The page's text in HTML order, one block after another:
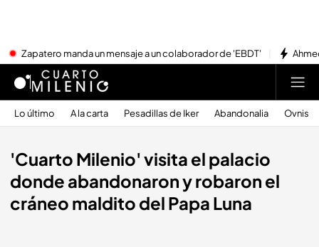
Zapatero manda un mensaje a un colaborador de 'EBDT'
Lo último A la carta Pesadillas de Iker Abandonalia Ovnis
'Cuarto Milenio' visita el palacio
donde abandonaron y robaron el
cráneo maldito del Papa Luna